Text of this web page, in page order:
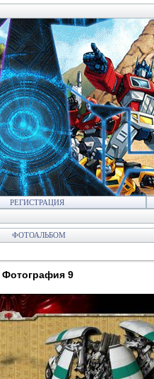
РЕГИСТРАЦИЯ
ФОТОАЛЬБОМ
Фотография 9